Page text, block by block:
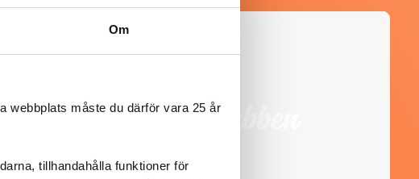
Om
webbplats måste du därför vara 25 år
tillhandahålla funktioner för
@kerkja